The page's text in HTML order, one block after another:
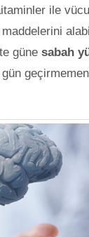
ile
güne sabah